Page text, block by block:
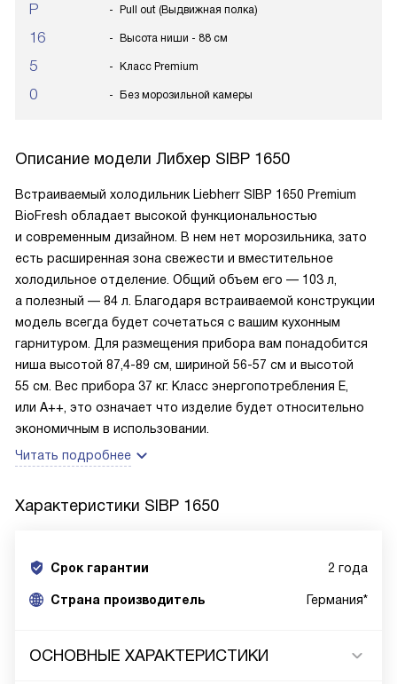
P Pull out (Выдвижная полка)
16 Высота ниши - 88 см
5 Класс Premium
0 Без морозильной камеры
Описание модели Либхер SIBP 1650
Встраиваемый холодильник Liebherr SIBP 1650 Premium
BioFresh обладает высокой функциональностью
и современным дизайном. В нем нет морозильника, зато
есть расширенная зона свежести и вместительное
холодильное отделение. Общий объем его — 103 л,
а полезный — 84 л. Благодаря встраиваемой конструкции
модель всегда будет сочетаться с вашим кухонным
гарнитуром. Для размещения прибора вам понадобится
ниша высотой 87,4-89 см, шириной 56-57 см и высотой
55 см. Вес прибора 37 кг. Класс энергопотребления Е,
или А++, это означает что изделие будет относительно
экономичным в использовании.
Читать подробнее
Характеристики SIBP 1650
Срок гарантии 2 года
Cтрана производитель Германия*
ОСНОВНЫЕ ХАРАКТЕРИСТИКИ